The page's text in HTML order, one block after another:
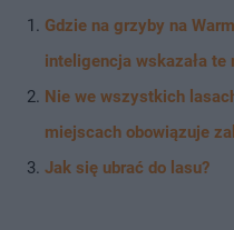
Gdzie na grzyby na
inteligencja wskazała te
Nie we wszystkich
miejscach obowiązuje
Jak się ubrać do lasu?